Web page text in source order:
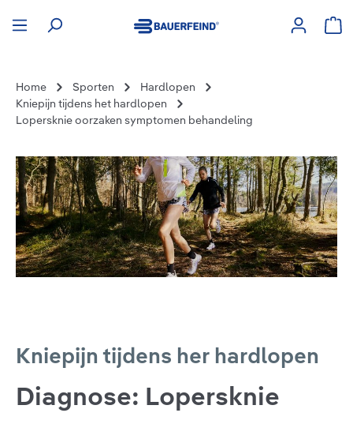
Home Sporten
Hardlopen
Kniepijn tijdens het hardlopen
Lopersknie oorzaken symptomen behandeling
Kniepijn tijdens her hardlopen
Diagnose: Lopersknie